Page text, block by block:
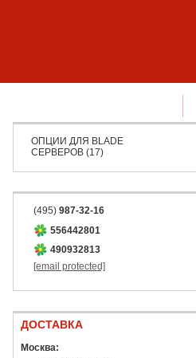
ОПЦИИ ДЛЯ BLADE
СЕРВЕРОВ (17)
(495) 987-32-16
556442801
490932813
[email protected]
ДОСТАВКА
Москва: